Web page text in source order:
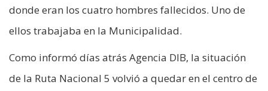
donde eran los cuatro hombres fallecidos. Uno de
ellos trabajaba en la Municipalidad.
Como informó días atrás Agencia DIB, la situación
de la Ruta Nacional 5 volvió a quedar en el centro de